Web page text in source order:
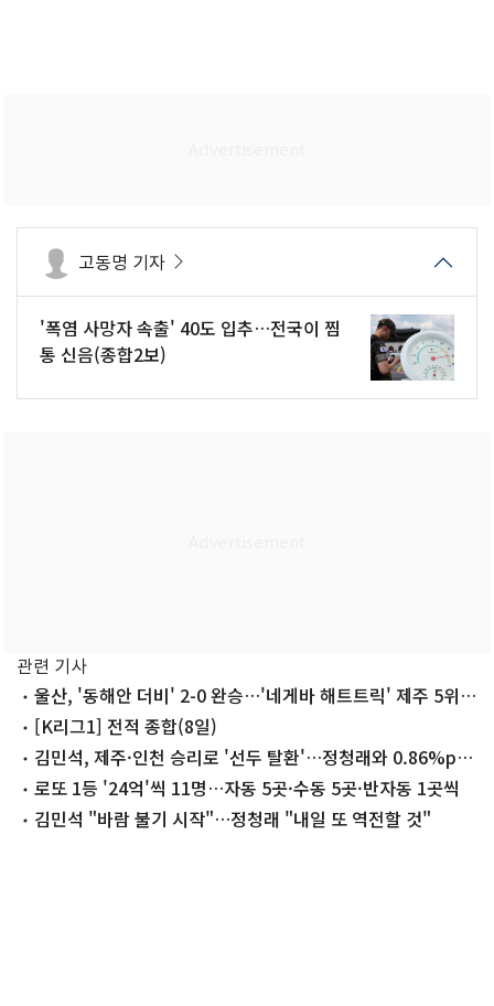
고동명 기자
'폭염 사망자 속출' 40도 입추…전국이 찜
통 신음(종합2보)
관련 기사
울산, '동해안 더비' 2-0 완승…'네게바 해트트릭' 제주 5위
도약(종합)
[K리그1] 전적 종합(8일)
김민석, 제주·인천 승리로 '선두 탈환'…정청래와 0.86%p
접전로또 1등 '24억'씩 11명…자동 5곳·수동 5곳·반자동 1곳씩
김민석 "바람 불기 시작"…정청래 "내일 또 역전할 것"